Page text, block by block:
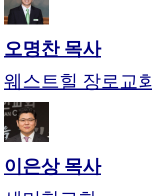
오명찬 목사
웨스트힐 장로교회
이은상 목사